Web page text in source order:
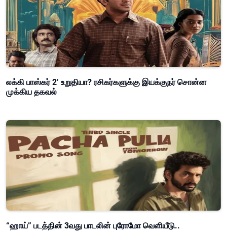
லக்கி பாஸ்கர் 2’ உறுதியா? ரசிகர்களுக்கு இயக்குநர் சொன்ன
முக்கிய தகவல்
“ஹாய்” படத்தின் 3வது பாடலின் புரோமோ வெளியீடு..